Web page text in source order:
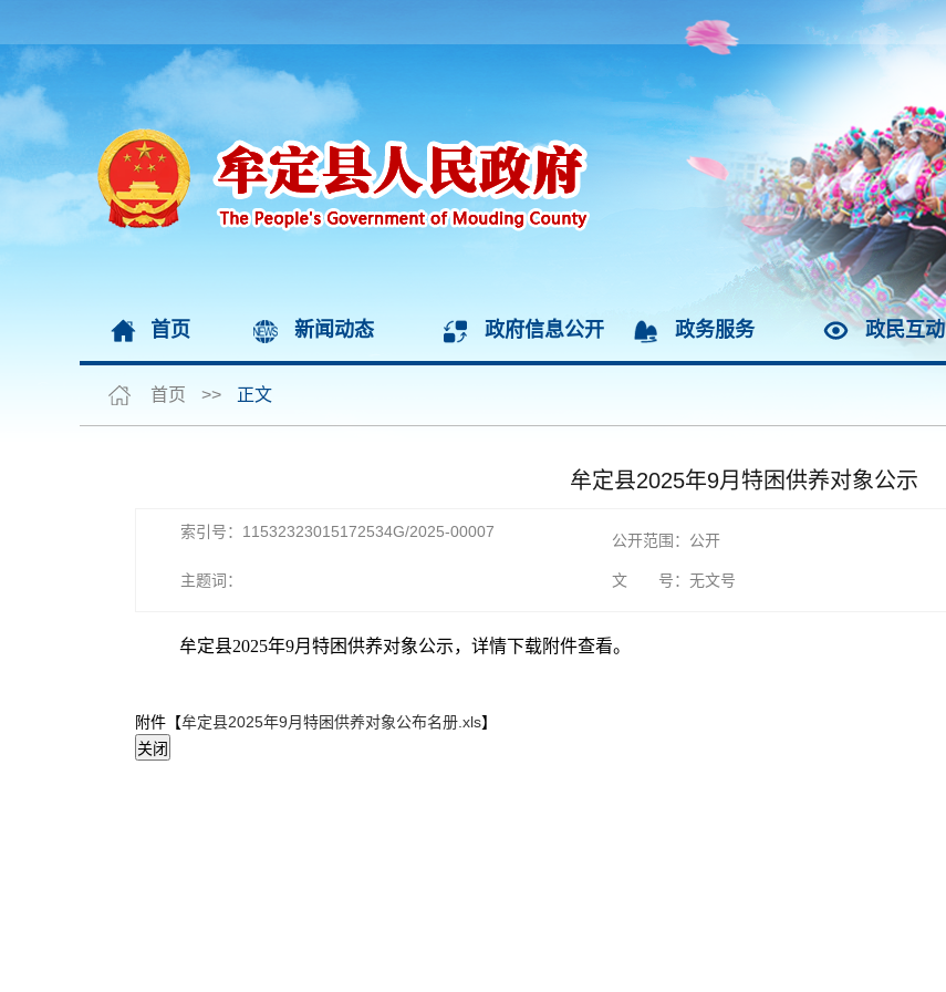
首页 新闻动态 政府信息公开 政务服务 政民互动
首页 >> 正文
牟定县2025年9月特困供养对象公示
索引号：11532323015172534G/2025-00007 公开范围：公开
主题词： 文 号：无文号
牟定县2025年9月特困供养对象公示，详情下载附件查看。
附件【牟定县2025年9月特困供养对象公布名册.xls】